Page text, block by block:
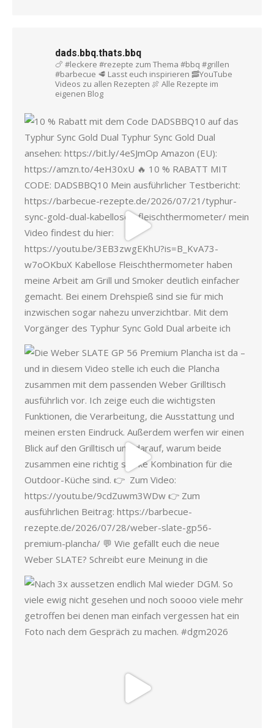
dads.bbq.thats.bbq
🍗 #leckere #rezepte zum Thema #bbq #grillen
#barbecue 🥩 Lasst euch inspirieren 🥓YouTube
Videos zu allen Rezepten 🍖 Alle Rezepte im
eigenen Blog